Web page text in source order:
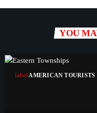
YOU
labelAMERICAN TOURISTS